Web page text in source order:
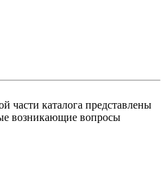
части каталога представлены
возникающие вопросы